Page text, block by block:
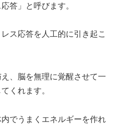
答」と呼びます。
ス応答を人工的に引き起こ
、脳を無理に覚醒させて一
くれます。
内でうまくエネルギーを作れ